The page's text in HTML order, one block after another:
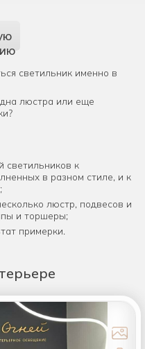
светильник именно в
люстра или еще
светильников к
в разном стиле, и к
люстр, подвесов и
и торшеры;
примерки.